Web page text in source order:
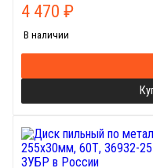
4 470 ₽
В наличии